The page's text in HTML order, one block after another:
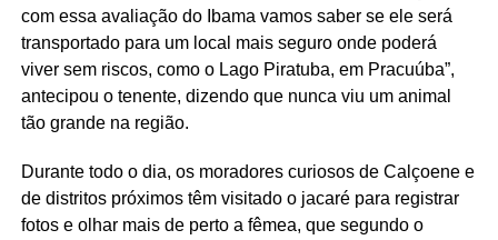
com essa avaliação do Ibama vamos saber se ele será
transportado para um local mais seguro onde poderá
viver sem riscos, como o Lago Piratuba, em Pracuúba”,
antecipou o tenente, dizendo que nunca viu um animal
tão grande na região.
Durante todo o dia, os moradores curiosos de Calçoene e
de distritos próximos têm visitado o jacaré para registrar
fotos e olhar mais de perto a fêmea, que segundo o